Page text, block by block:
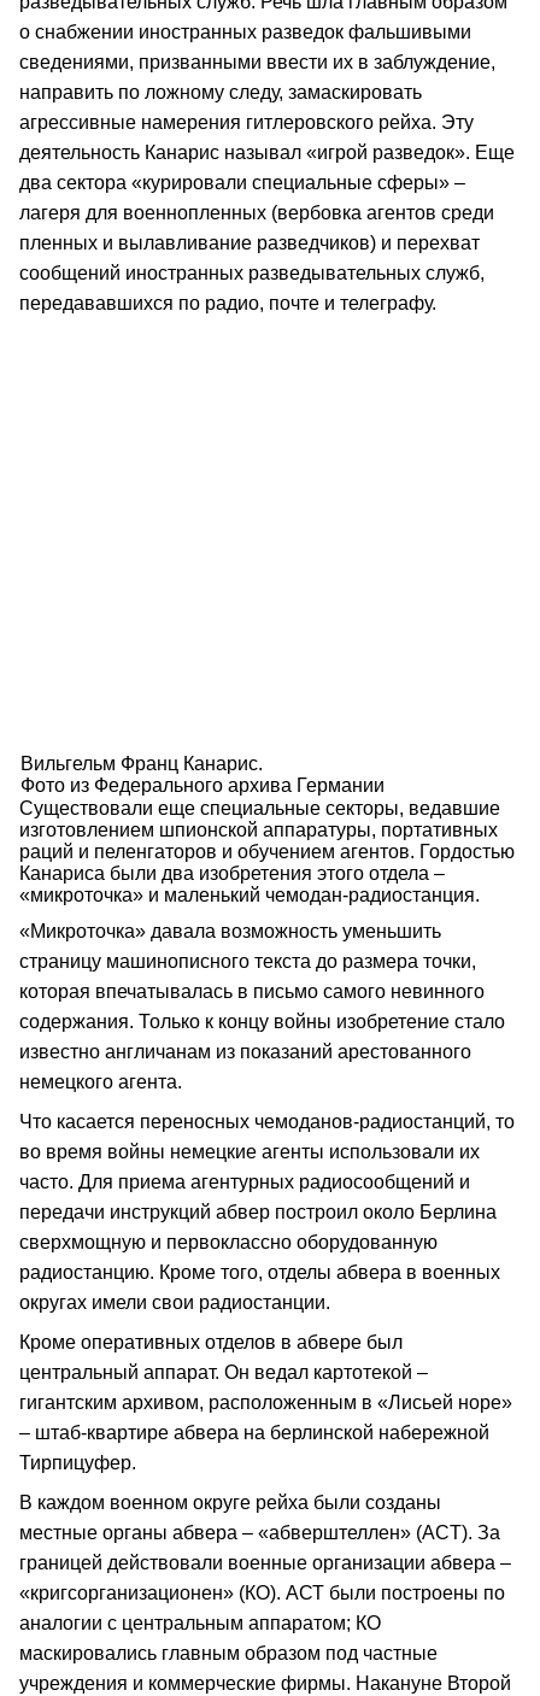
о снабжении иностранных разведок фальшивыми
сведениями, призванными ввести их в заблуждение,
направить по ложному следу, замаскировать
агрессивные намерения гитлеровского рейха. Эту
деятельность Канарис называл «игрой разведок». Еще
два сектора «курировали специальные сферы» –
лагеря для военнопленных (вербовка агентов среди
пленных и вылавливание разведчиков) и перехват
сообщений иностранных разведывательных служб,
передававшихся по радио, почте и телеграфу.
Вильгельм Франц Канарис.
Фото из Федерального архива Германии
Существовали еще специальные секторы, ведавшие
изготовлением шпионской аппаратуры, портативных
раций и пеленгаторов и обучением агентов. Гордостью
Канариса были два изобретения этого отдела –
«микроточка» и маленький чемодан-радиостанция.
«Микроточка» давала возможность уменьшить
страницу машинописного текста до размера точки,
которая впечатывалась в письмо самого невинного
содержания. Только к концу войны изобретение стало
известно англичанам из показаний арестованного
немецкого агента.
Что касается переносных чемоданов-радиостанций, то
во время войны немецкие агенты использовали их
часто. Для приема агентурных радиосообщений и
передачи инструкций абвер построил около Берлина
сверхмощную и первоклассно оборудованную
радиостанцию. Кроме того, отделы абвера в военных
округах имели свои радиостанции.
Кроме оперативных отделов в абвере был
центральный аппарат. Он ведал картотекой –
гигантским архивом, расположенным в «Лисьей норе»
– штаб-квартире абвера на берлинской набережной
Тирпицуфер.
В каждом военном округе рейха были созданы
местные органы абвера – «абверштеллен» (ACT). За
границей действовали военные организации абвера –
«кригсорганизационен» (КО). АСТ были построены по
аналогии с центральным аппаратом; КО
маскировались главным образом под частные
учреждения и коммерческие фирмы. Накануне Второй